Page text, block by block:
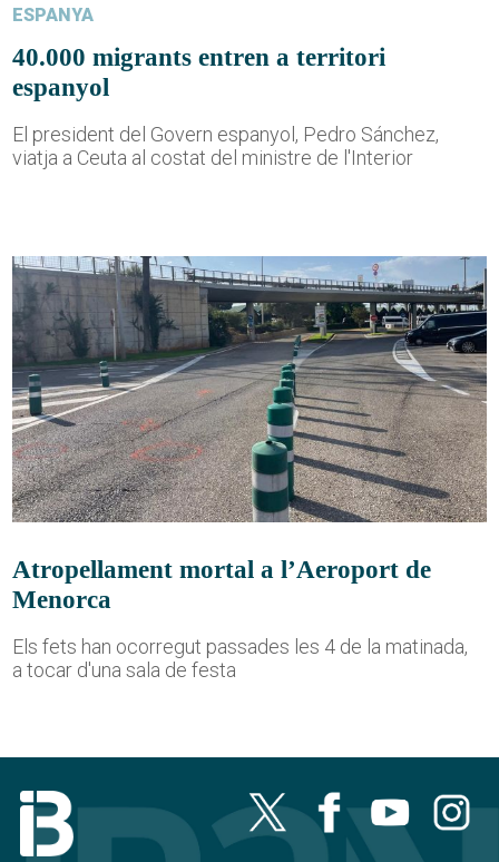
ESPANYA
40.000 migrants entren a territori
espanyol
El president del Govern espanyol, Pedro Sánchez,
viatja a Ceuta al costat del ministre de l'Interior
Atropellament mortal a l’Aeroport de
Menorca
Els fets han ocorregut passades les 4 de la matinada,
a tocar d'una sala de festa